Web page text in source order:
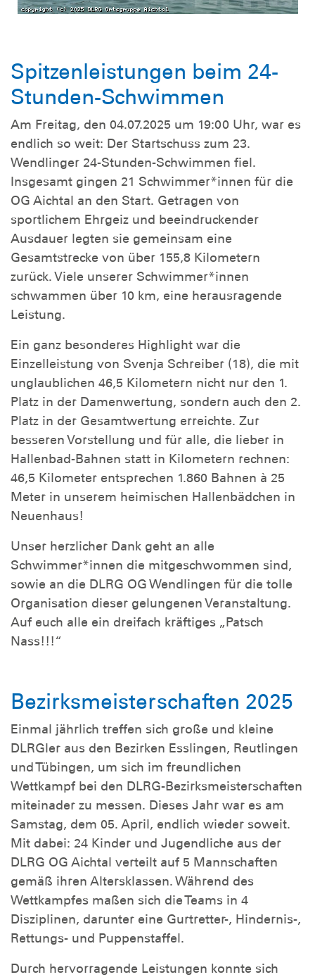
Spitzenleistungen beim 24-
Stunden-Schwimmen
Am Freitag, den 04.07.2025 um 19:00 Uhr, war es
endlich so weit: Der Startschuss zum 23.
Wendlinger 24-Stunden-Schwimmen fiel.
Insgesamt gingen 21 Schwimmer*innen für die
OG Aichtal an den Start. Getragen von
sportlichem Ehrgeiz und beeindruckender
Ausdauer legten sie gemeinsam eine
Gesamtstrecke von über 155,8 Kilometern
zurück. Viele unserer Schwimmer*innen
schwammen über 10 km, eine herausragende
Leistung.
Ein ganz besonderes Highlight war die
Einzelleistung von Svenja Schreiber (18), die mit
unglaublichen 46,5 Kilometern nicht nur den 1.
Platz in der Damenwertung, sondern auch den 2.
Platz in der Gesamtwertung erreichte. Zur
besseren Vorstellung und für alle, die lieber in
Hallenbad-Bahnen statt in Kilometern rechnen:
46,5 Kilometer entsprechen 1.860 Bahnen à 25
Meter in unserem heimischen Hallenbädchen in
Neuenhaus!
Unser herzlicher Dank geht an alle
Schwimmer*innen die mitgeschwommen sind,
sowie an die DLRG OG Wendlingen für die tolle
Organisation dieser gelungenen Veranstaltung.
Auf euch alle ein dreifach kräftiges „Patsch
Nass!!!“
Bezirksmeisterschaften 2025
Einmal jährlich treffen sich große und kleine
DLRGler aus den Bezirken Esslingen, Reutlingen
und Tübingen, um sich im freundlichen
Wettkampf bei den DLRG-Bezirksmeisterschaften
miteinader zu messen. Dieses Jahr war es am
Samstag, dem 05. April, endlich wieder soweit.
Mit dabei: 24 Kinder und Jugendliche aus der
DLRG OG Aichtal verteilt auf 5 Mannschaften
gemäß ihren Altersklassen. Während des
Wettkampfes maßen sich die Teams in 4
Disziplinen, darunter eine Gurtretter-, Hindernis-,
Rettungs- und Puppenstaffel.
Durch hervorragende Leistungen konnte sich